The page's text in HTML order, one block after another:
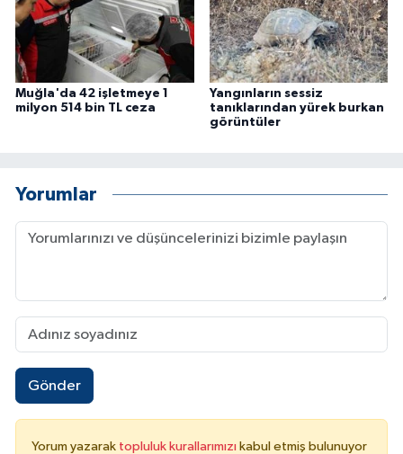
Muğla'da 42 işletmeye 1
milyon 514 bin TL ceza
Yangınların sessiz
tanıklarından yürek burkan
görüntüler
Yorumlar
Gönder
Yorum yazarak topluluk kurallarımızı kabul etmiş bulunuyor